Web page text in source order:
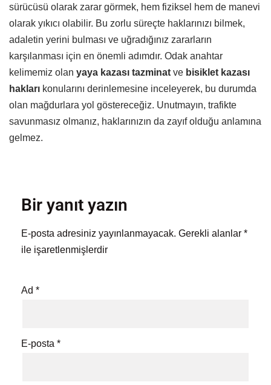
sürücüsü olarak zarar görmek, hem fiziksel hem de manevi
olarak yıkıcı olabilir. Bu zorlu süreçte haklarınızı bilmek,
adaletin yerini bulması ve uğradığınız zararların
karşılanması için en önemli adımdır. Odak anahtar
kelimemiz olan yaya kazası tazminat ve bisiklet kazası
hakları konularını derinlemesine inceleyerek, bu durumda
olan mağdurlara yol göstereceğiz. Unutmayın, trafikte
savunmasız olmanız, haklarınızın da zayıf olduğu anlamına
gelmez.
Bir yanıt yazın
E-posta adresiniz yayınlanmayacak. Gerekli alanlar *
ile işaretlenmişlerdir
Ad *
E-posta *